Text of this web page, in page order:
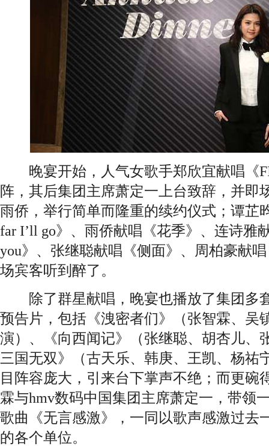
晚宴开始，人气女歌手郑欣宜献唱《
阵，其后集团主席萧定一上台致辞，并即
雨侨，举行简单而隆重的续约仪式；谭芷
far I’ll go》、雨侨献唱《花季》、连诗雅
you》、张继聪献唱《侧面》、周柏豪献
场宾客听到醉了。
除了群星献唱，晚宴也播放了集团多
预告片，包括《洩密者们》（张智霖、吴
演）、《向西闻记》（张继聪、胡杏儿、
三国无双》（古天乐、韩庚、王凯、杨祐
目阵容庞大，引来台下掌声不绝；而更碗
霖与hmv数码中国集团主席萧定一，带领
歌曲《无言感激》，一同以歌声感激过去
的各个单位。